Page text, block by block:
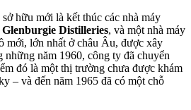
hữu mới là kết thúc các nhà máy
Distilleries, và một nhà máy
mới, lớn nhất ở châu Âu, được xây
năm 1960, công ty đã chuyển
đó là một thị trường chưa được khám
– và đến năm 1965 đã có một chỗ